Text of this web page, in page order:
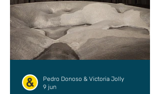
Pedro Donoso & Victoria Jolly
9 jun